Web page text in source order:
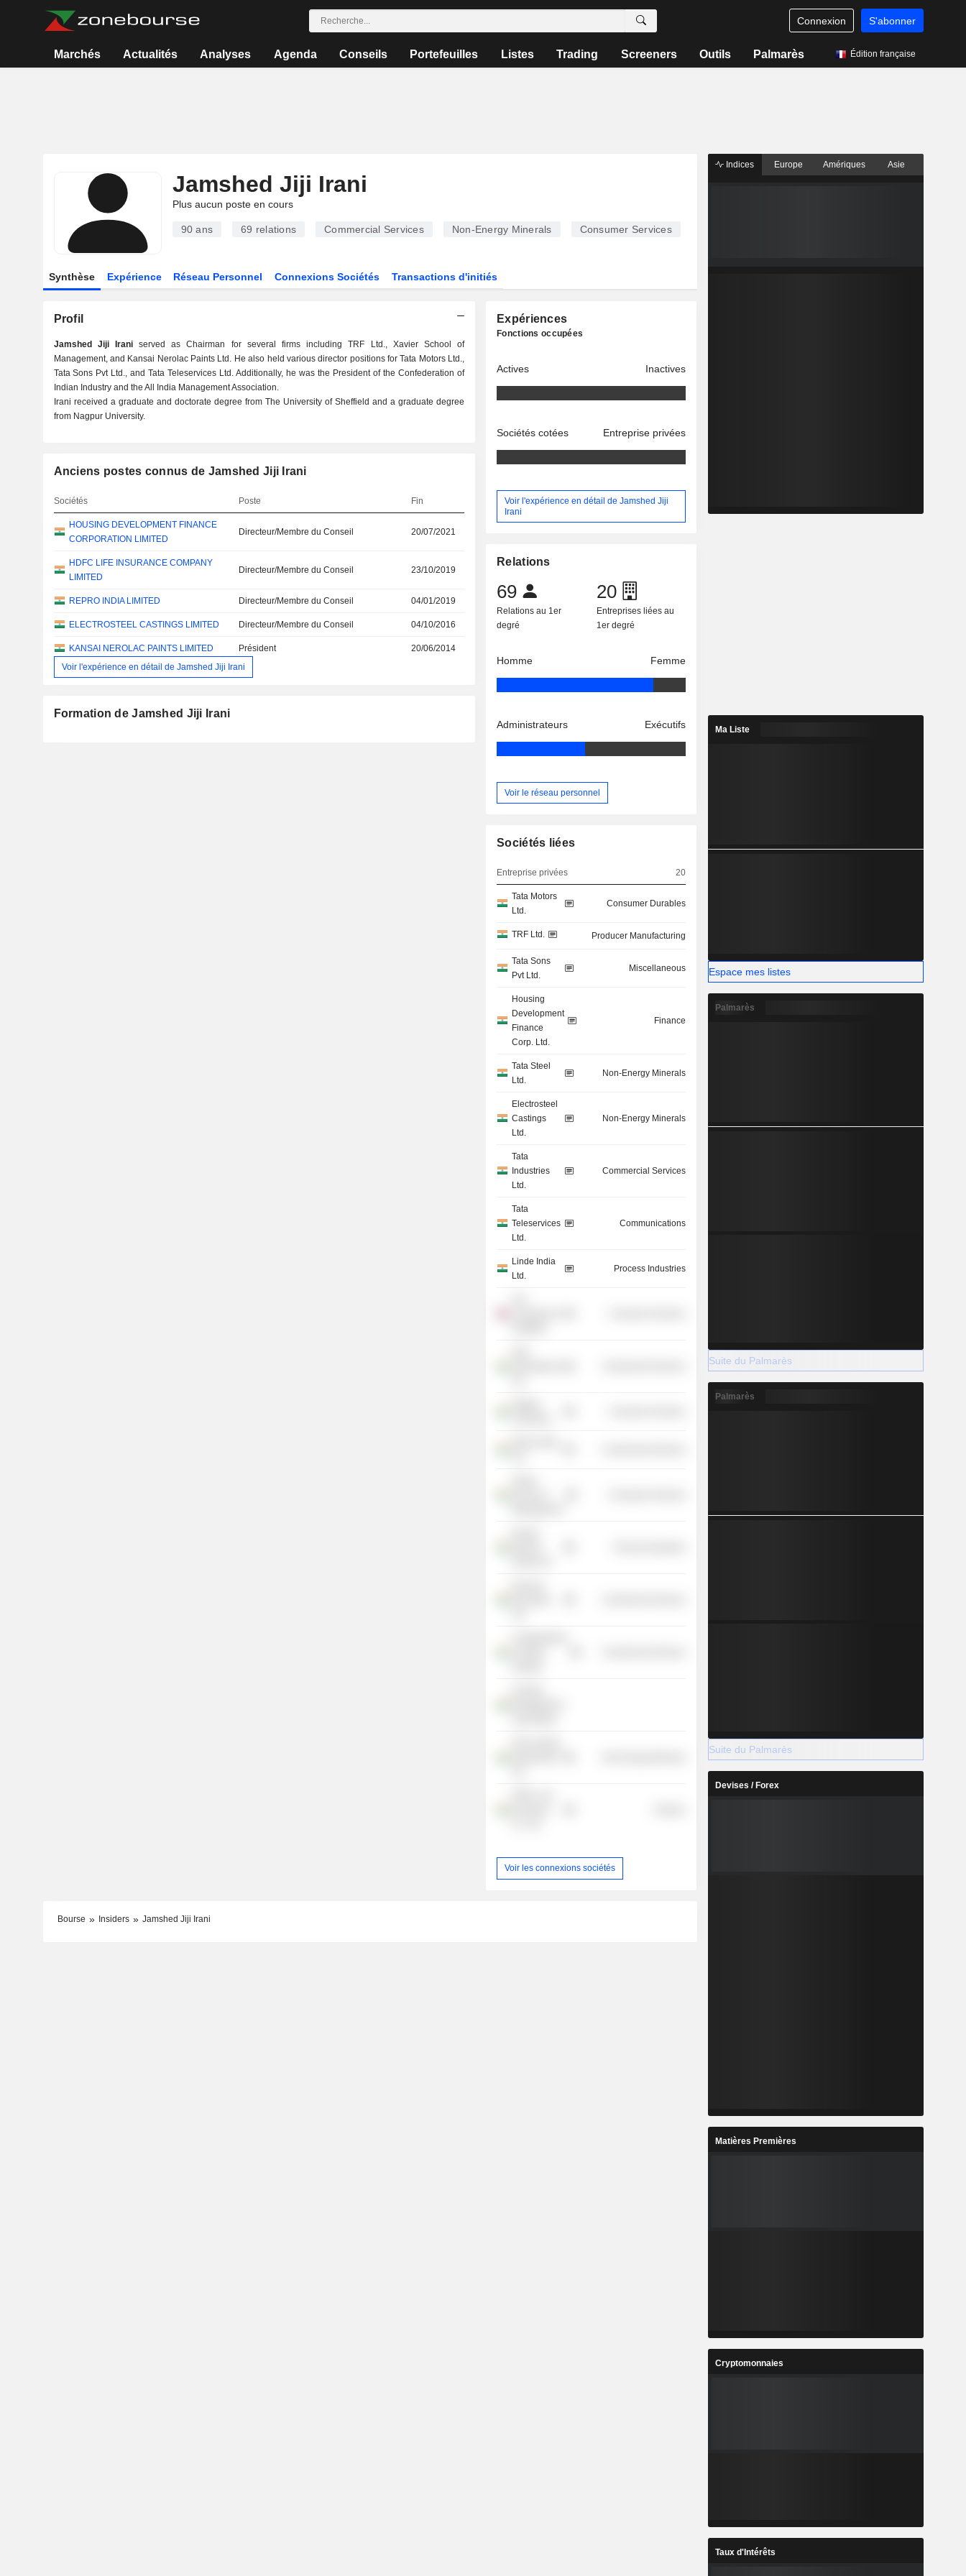
Connexion S'abonner
Marchés Actualités Analyses Agenda Conseils Portefeuilles Listes Trading Screeners Outils Palmarès Édition française
Jamshed Jiji Irani
Plus aucun poste en cours
90 ans 69 relations Commercial Services Non-Energy Minerals Consumer Services
Synthèse Expérience Réseau Personnel Connexions Sociétés Transactions d'initiés
Profil
Jamshed Jiji Iraniserved as Chairman for several firms including TRF Ltd., Xavier School of
Management, and Kansai Nerolac Paints Ltd. He also held various director positions for Tata Motors Ltd.,
Tata Sons Pvt Ltd., and Tata Teleservices Ltd. Additionally, he was the President of the Confederation of
Indian Industry and the All India Management Association.
Irani received a graduate and doctorate degree from The University of Sheffield and a graduate degree
from Nagpur University.
Anciens postes connus de Jamshed Jiji Irani
Sociétés Poste Fin
HOUSING DEVELOPMENT FINANCE
CORPORATION LIMITED
Directeur/Membre du Conseil 20/07/2021
HDFC LIFE INSURANCE COMPANY
LIMITED
Directeur/Membre du Conseil 23/10/2019
REPRO INDIA LIMITED Directeur/Membre du Conseil 04/01/2019
ELECTROSTEEL CASTINGS LIMITED Directeur/Membre du Conseil 04/10/2016
KANSAI NEROLAC PAINTS LIMITED Président
20/06/2014
Voir l'expérience en détail de Jamshed Jiji Irani
Formation de Jamshed Jiji Irani
Expériences
Fonctions occupées
Actives Inactives
Sociétés cotées Entreprise privées
Voir l'expérience en détail de Jamshed Jiji
Irani
Relations
69
Relations au 1er
degré
20
Entreprises liées au
1er degré
Homme Femme
Administrateurs Exécutifs
Voir le réseau personnel
Sociétés liées
Entreprise privées 20
Tata Motors
Ltd.
Consumer Durables
TRF Ltd. Producer Manufacturing
Tata Sons
Pvt Ltd.
Miscellaneous
Housing
Development
Finance
Corp. Ltd.
Finance
Tata Steel
Ltd.
Non-Energy Minerals
Electrosteel
Castings
Ltd.
Non-Energy Minerals
Tata
Industries
Ltd.
Commercial Services
Tata
Teleservices
Ltd.
Communications
Linde India
Ltd.
Process Industries
Voir les connexions sociétés
Bourse Insiders Jamshed Jiji Irani
Indices Europe Amériques Asie
Ma Liste
Espace mes listes
Palmarès
Suite du Palmarès
Palmarès
Suite du Palmarès
Devises / Forex
Matières Premières
Cryptomonnaies
Taux d'Intérêts